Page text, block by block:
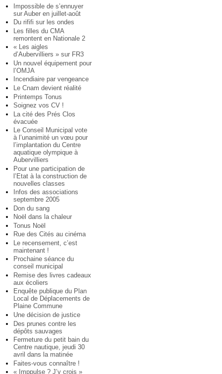
Impossible de s’ennuyer
sur Auber en juillet-août
Du rififi sur les ondes
Les filles du CMA
remontent en Nationale 2
« Les aigles
d’Aubervilliers » sur FR3
Un nouvel équipement pour
l’OMJA
Incendiaire par vengeance
Le Cnam devient réalité
Printemps Tonus
Soignez vos CV !
La cité des Prés Clos
évacuée
Le Conseil Municipal vote
à l’unanimité un vœu pour
l’implantation du Centre
aquatique olympique à
Aubervilliers
Pour une participation de
l’Etat à la construction de
nouvelles classes
Infos des associations
septembre 2005
Don du sang
Noël dans la chaleur
Tonus Noël
Rue des Cités au cinéma
Le recensement, c’est
maintenant !
Prochaine séance du
conseil municipal
Remise des livres cadeaux
aux écoliers
Enquête publique du Plan
Local de Déplacements de
Plaine Commune
Une décision de justice
Des prunes contre les
dépôts sauvages
Fermeture du petit bain du
Centre nautique, jeudi 30
avril dans la matinée
Faites-vous connaître !
« Imppulse ? J’y crois »